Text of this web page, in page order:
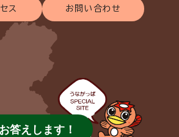
ス お問い合わせ
答えします！